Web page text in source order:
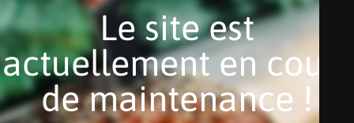
Le site est
actuellement en cours
de maintenance !